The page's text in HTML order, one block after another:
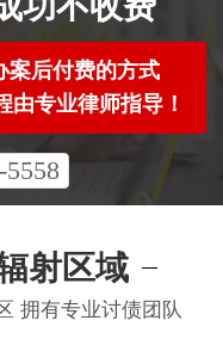
案后付费的方式
由专业律师指导！
5558
射区域
拥有专业讨债团队